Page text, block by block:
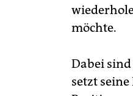
möchte.
Dabei
setzt